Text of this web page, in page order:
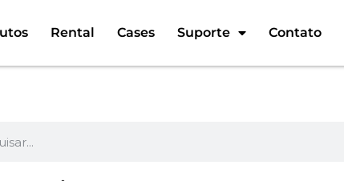
Rental Cases Suporte Contato